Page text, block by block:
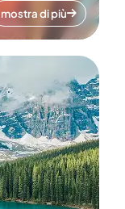
mostra di più